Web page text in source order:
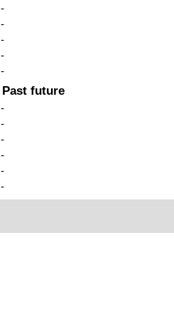
-
-
-
-
-
Past future
-
-
-
-
-
-